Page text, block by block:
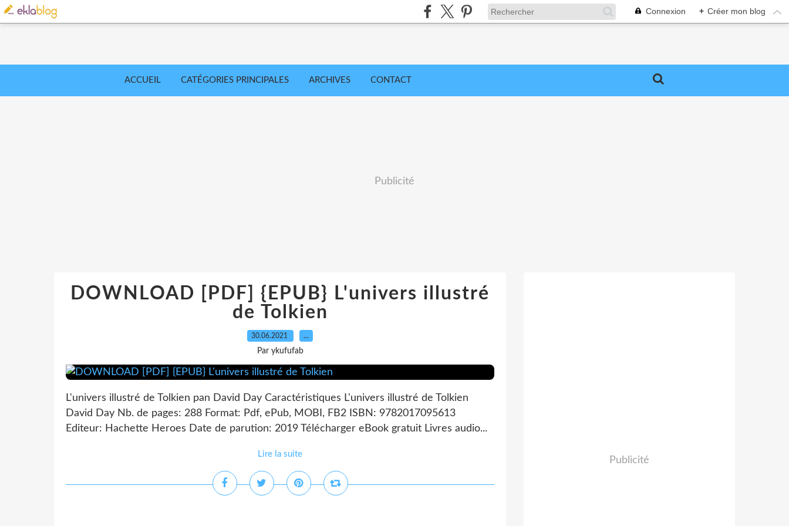
Connexion + Créer mon blog
ACCUEIL CATÉGORIES PRINCIPALES ARCHIVES CONTACT
Publicité
DOWNLOAD [PDF] {EPUB} L'univers illustré
de Tolkien
30.06.2021 …
Par ykufufab
L'univers illustré de Tolkien pan David Day Caractéristiques L'univers illustré de Tolkien
David Day Nb. de pages: 288 Format: Pdf, ePub, MOBI, FB2 ISBN: 9782017095613
Editeur: Hachette Heroes Date de parution: 2019 Télécharger eBook gratuit Livres audio...
Lire la suite
Publicité